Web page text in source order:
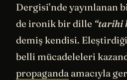
Dergisi’nde yayınlanan
de ironik bir dille “tarihi
demiş kendisi.
belli mücadeleleri
propaganda amacıyla